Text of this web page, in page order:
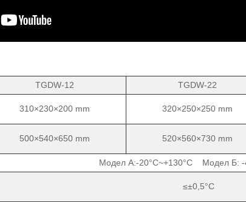
TGDW-12 TGDW-22
310×230×200 mm 320×250×250 mm
500×540×650 mm 520×560×730 mm
Модел А:-20°C~+130°C Модел Б: -
≤±0,5°C